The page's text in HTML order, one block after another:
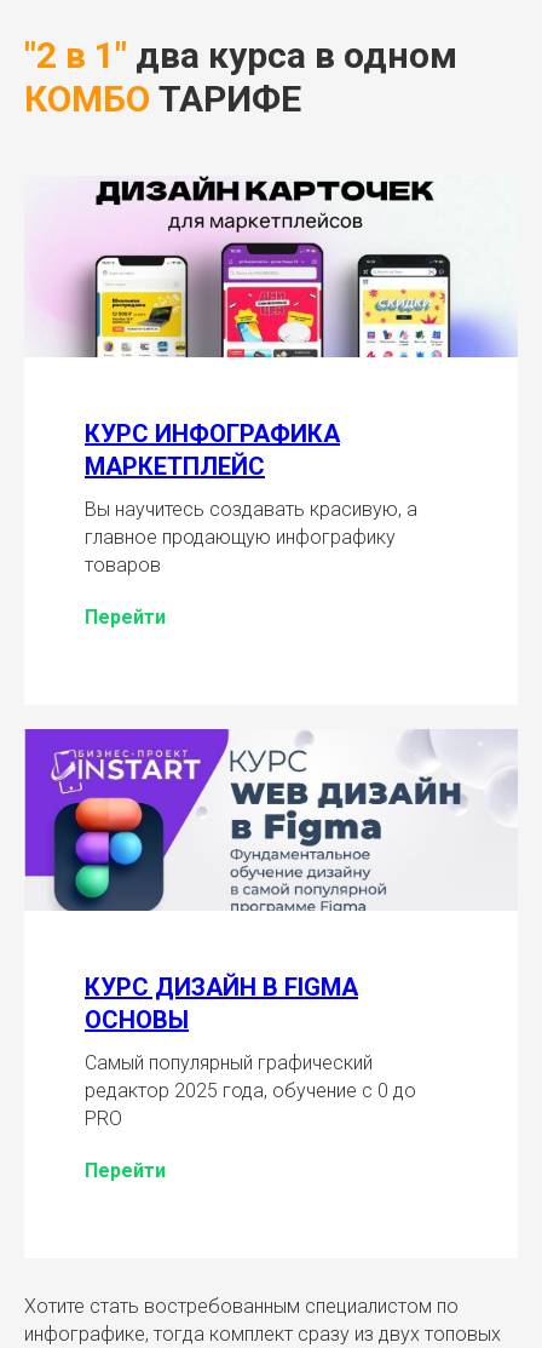
"2 в 1" два курса в одном
КОМБО ТАРИФЕ
КУРС ИНФОГРАФИКА
МАРКЕТПЛЕЙС
Вы научитесь создавать красивую, а
главное продающую инфографику
товаров
Перейти
КУРС ДИЗАЙН В FIGMA
ОСНОВЫ
Самый популярный графический
редактор 2025 года, обучение с 0 до
PRO
Перейти
Хотите стать востребованным специалистом по
инфографике, тогда комплект сразу из двух топовых